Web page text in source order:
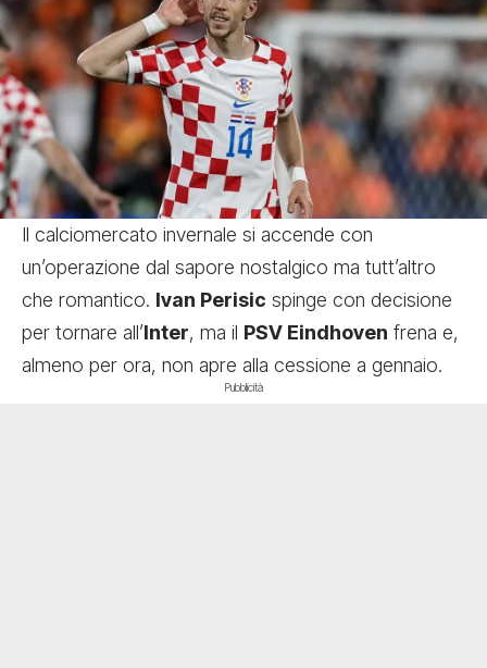
Il calciomercato invernale si accende con
un’operazione dal sapore nostalgico ma tutt’altro
che romantico. Ivan Perisic spinge con decisione
per tornare all’Inter, ma il PSV Eindhoven frena e,
almeno per ora, non apre alla cessione a gennaio.
Pubblicità